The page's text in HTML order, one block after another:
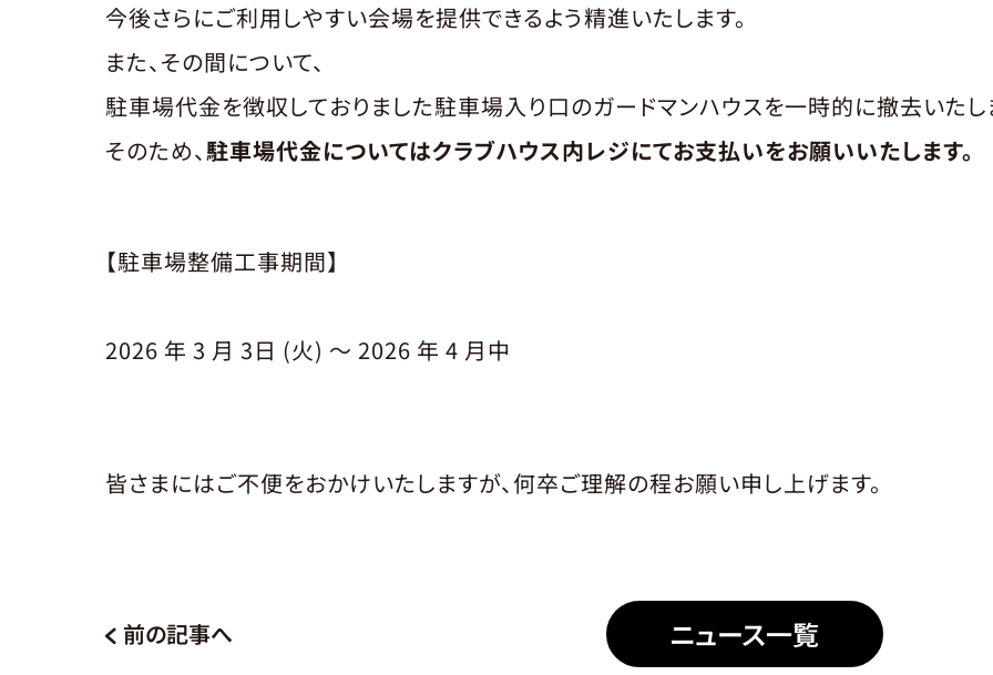
今後さらにご利用しやすい会場を提供できるよう精進いたします。
また、その間について、
駐車場代金を徴収しておりました駐車場入り口のガードマンハウスを一時的に撤去いたし
そのため、駐車場代金についてはクラブハウス内レジにてお支払いをお願いいたします。
【駐車場整備工事期間】
2026 年 3 月 3日 (火) 〜 2026 年 4 月中
皆さまにはご不便をおかけいたしますが、何卒ご理解の程お願い申し上げます。
前の記事へ ニュース一覧